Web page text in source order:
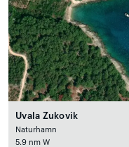
Uvala Zukovik
Naturhamn
5.9 nm W